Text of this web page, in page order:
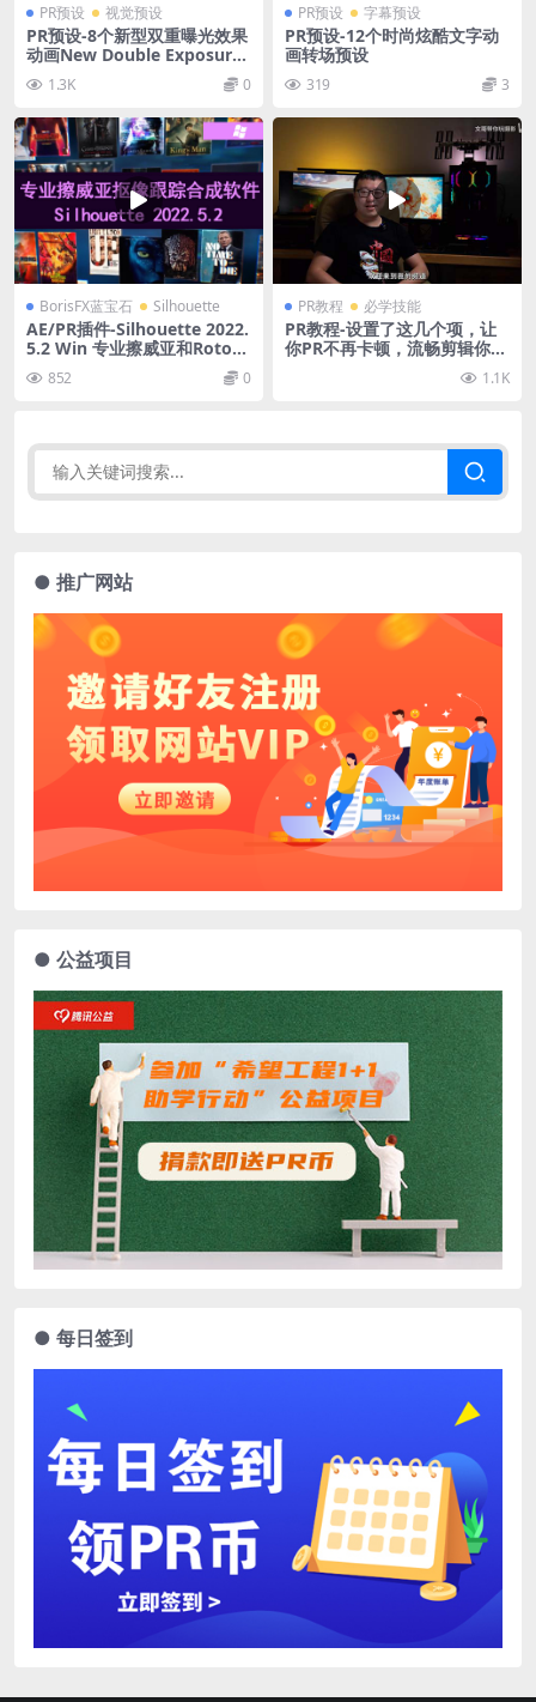
PR预设 视觉预设
PR预设-8个新型双重曝光效果
动画New Double Exposure
Effect
1.3K 0
PR预设 字幕预设
PR预设-12个时尚炫酷文字动
画转场预设
319 3
BorisFX蓝宝石 Silhouette
AE/PR插件-Silhouette 2022.
5.2 Win 专业擦威亚和Roto抠
852 0
PR教程 必学技能
PR教程-设置了这几个项，让
你PR不再卡顿，流畅剪辑你也
1.1K
● 推广网站
● 公益项目
● 每日签到